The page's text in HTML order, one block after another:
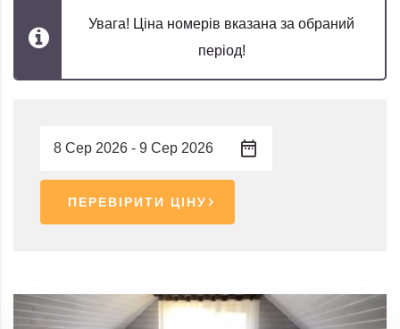
Увага! Ціна номерів вказана за обраний
період!
ПЕРЕВІРИТИ ЦІНУ